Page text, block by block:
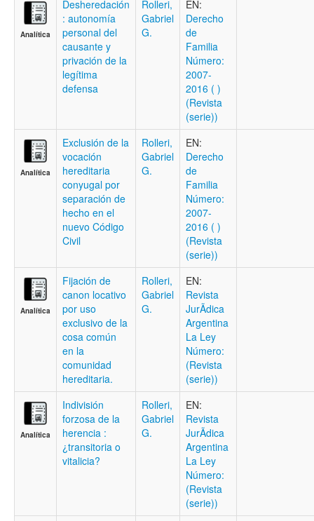
Analítica
Desheredación
: autonomía
personal del
causante y
privación de la
legítima
defensa
Rolleri,
Gabriel
G.
EN:
Derecho
de
Familia
Número:
2007-
2016 ( )
(Revista
(serie))
Analítica
Exclusión de la
vocación
hereditaria
conyugal por
separación de
hecho en el
nuevo Código
Civil
Rolleri,
Gabriel
G.
EN:
Derecho
de
Familia
Número:
2007-
2016 ( )
(Revista
(serie))
Analítica
Fijación de
canon locativo
por uso
exclusivo de la
cosa común
en la
comunidad
hereditaria.
Rolleri,
Gabriel
G.
EN:
Revista
JurÃ­dica
Argentina
La Ley
Número:
(Revista
(serie))
Analítica
Indivisión
forzosa de la
herencia :
¿transitoria o
vitalicia?
Rolleri,
Gabriel
G.
EN:
Revista
JurÃ­dica
Argentina
La Ley
Número:
(Revista
(serie))